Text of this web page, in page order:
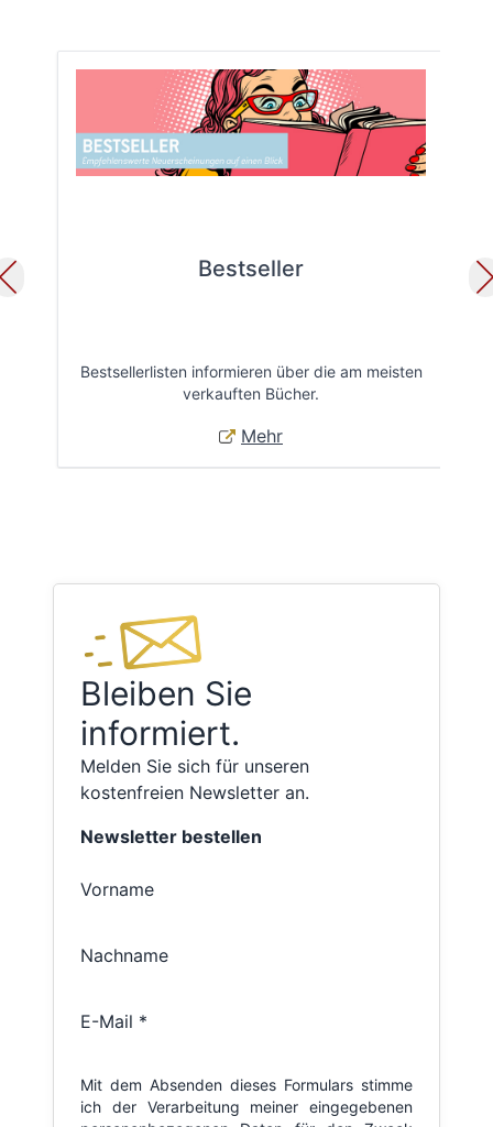
Bestseller
Bestsellerlisten informieren über die am meisten
verkauften Bücher.
Mehr
Bleiben Sie
informiert.
Melden Sie sich für unseren
kostenfreien Newsletter an.